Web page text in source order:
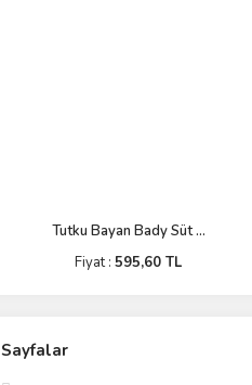
Tutku Bayan Bady Süt ...
Fiyat : 595,60 TL
Sayfalar